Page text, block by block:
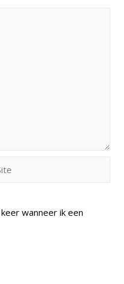
wanneer ik een